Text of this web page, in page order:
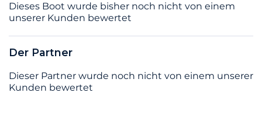
Dieses Boot wurde bisher noch nicht von einem
unserer Kunden bewertet
Der Partner
Dieser Partner wurde noch nicht von einem unserer
Kunden bewertet